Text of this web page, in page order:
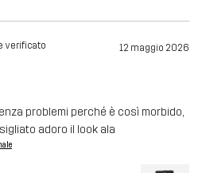
verificato 12 maggio 2026
problemi perché è così morbido,
adoro il look ala